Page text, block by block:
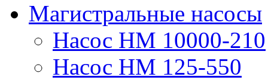
Магистральные насосы
Насос НМ 10000-210
Насос НМ 125-550